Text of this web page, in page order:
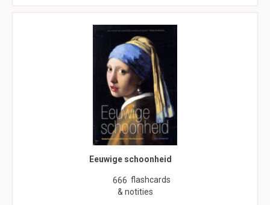
Eeuwige schoonheid
666 flashcards
& notities